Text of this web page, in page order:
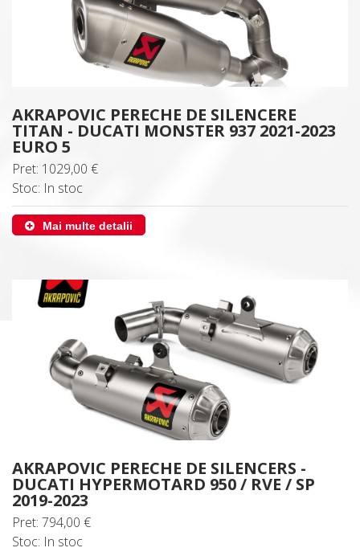
AKRAPOVIC PERECHE DE SILENCERE
TITAN - DUCATI MONSTER 937 2021-2023
EURO 5
Pret: 1029,00 €
Stoc: In stoc
Mai multe detalii
AKRAPOVIC PERECHE DE SILENCERS -
DUCATI HYPERMOTARD 950 / RVE / SP
2019-2023
Pret: 794,00 €
Stoc: In stoc